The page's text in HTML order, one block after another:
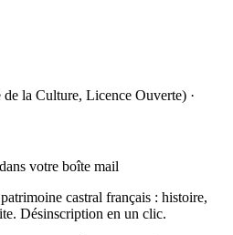
la Culture, Licence Ouverte) ·
votre boîte mail
castral français : histoire,
Désinscription en un clic.